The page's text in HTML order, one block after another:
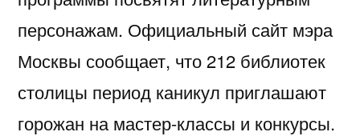
персонажам. Официальный сайт мэра
Москвы сообщает, что 212 библиотек
столицы период каникул приглашают
горожан на мастер-классы и конкурсы.